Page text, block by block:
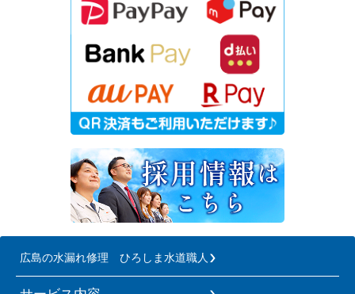
広島の水漏れ修理 ひろしま水道職人